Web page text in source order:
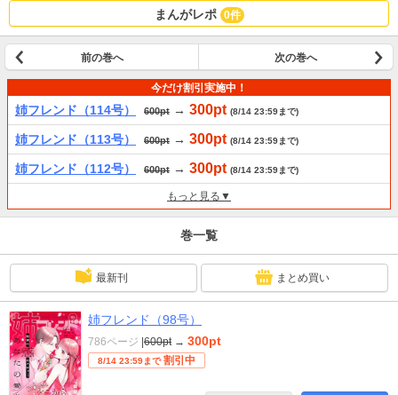
神くんのデキない秘密』(桜庭ゆりん)、『今から俺が抱きしめます』(笠間あや
め)、『極婚~超溺愛ヤクザとケイヤク結婚!?~』(桜井真優)、『これって、どこ
から恋ですか?』(季生みなと)、『バブっちゃって、恋』(古仲なこ)、『誓いの
キスは、キャンセル不可につき』(大友なな)、『幼なじみの宰相補佐官から教わ
る『らぶエッチ』!?~処女なのに閨教育係を拝命したら、溺愛が始まりました
~』(原作/季邑えり 漫画/品川いち)の最新話が掲載!
まんがレポ 0件
前の巻へ 次の巻へ
今だけ割引実施中！
姉フレンド（114号） 600pt → 300pt (8/14 23:59まで)
姉フレンド（113号） 600pt → 300pt (8/14 23:59まで)
姉フレンド（112号） 600pt → 300pt (8/14 23:59まで)
もっと見る▼
巻一覧
最新刊 まとめ買い
姉フレンド（98号）
786ページ |600pt → 300pt
8/14 23:59まで 割引中